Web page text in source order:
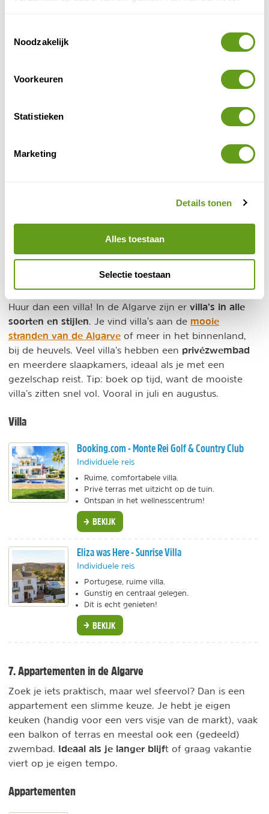
Noodzakelijk
Voorkeuren
Statistieken
Marketing
Details tonen
Alles toestaan
Selectie toestaan
Booking.com - Hideaway Nature by Seewest
Ideaal gelegen nabij diverse gezellige dorpjes.
Rustige natuurplek met zwembad.
BEKIJK
6. Villa’s in de Algarve
Met een groep vrienden of familie naar de Algarve?
Huur dan een villa! In de Algarve zijn er villa’s in alle
soorten en stijlen. Je vind villa's aan de mooie
stranden van de Algarve of meer in het binnenland,
bij de heuvels. Veel villa’s hebben een privézwembad
en meerdere slaapkamers, ideaal als je met een
gezelschap reist. Tip: boek op tijd, want de mooiste
villa’s zitten snel vol. Vooral in juli en augustus.
Villa
Booking.com - Monte Rei Golf & Country Club
Individuele reis
Ruime, comfortabele villa.
Privé terras met uitzicht op de tuin.
Ontspan in het wellnesscentrum!
BEKIJK
Eliza was Here - Sunrise Villa
Individuele reis
Portugese, ruime villa.
Gunstig en centraal gelegen.
Dit is echt genieten!
BEKIJK
7. Appartementen in de Algarve
Zoek je iets praktisch, maar wel sfeervol? Dan is een
appartement een slimme keuze. Je hebt je eigen
keuken (handig voor een vers visje van de markt), vaak
een balkon of terras en meestal ook een (gedeeld)
zwembad. Ideaal als je langer blijft of graag vakantie
viert op je eigen tempo.
Appartementen